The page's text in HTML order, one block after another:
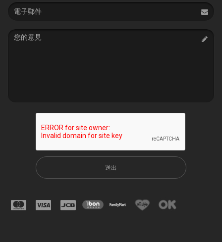
Email
address
Message
送出